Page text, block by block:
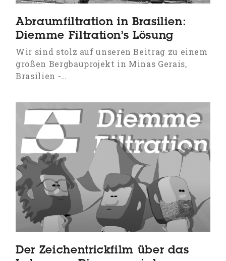
Abraumfiltration in Brasilien:
Diemme Filtration’s Lösung
Wir sind stolz auf unseren Beitrag zu einem
großen Bergbauprojekt in Minas Gerais,
Brasilien -…
Der Zeichentrickfilm über das